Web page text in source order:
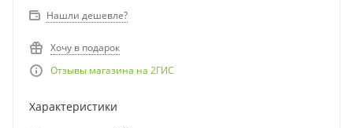
Нашли дешевле?
Хочу в подарок
Отзывы магазина на 2ГИС
Характеристики